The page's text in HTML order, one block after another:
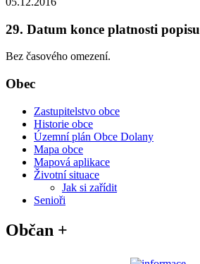
29. Datum konce platnosti popisu
Bez časového omezení.
Obec
Zastupitelstvo obce
Historie obce
Územní plán Obce Dolany
Mapa obce
Mapová aplikace
Životní situace
Jak si zařídit
Senioři
Občan +